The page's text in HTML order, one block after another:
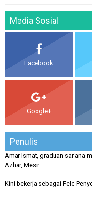
Media Sosial
Facebook
Google+
Penulis
Amar Ismat, graduan sarjana
Azhar, Mesir.
Kini bekerja sebagai Felo